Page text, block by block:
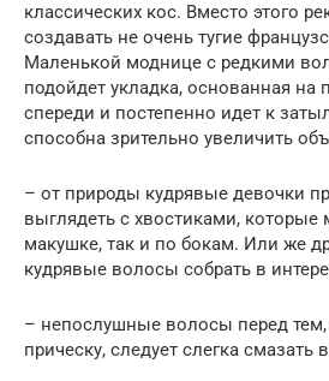
классических кос. Вместо этого
создавать не очень тугие
Маленькой моднице с редкими
подойдет укладка, основанная на
спереди и постепенно идет к
способна зрительно увеличить
– от природы кудрявые девочки
выглядеть с хвостиками, которые
макушке, так и по бокам. Или же
кудрявые волосы собрать в
– непослушные волосы перед тем,
прическу, следует слегка смазать